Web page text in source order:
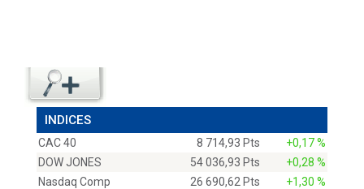
INDICES
CAC 40 8 714,93 Pts
+0,17 %
DOW JONES
54 036,93 Pts
+0,28 %
Nasdaq Comp
26 690,62 Pts
+1,30 %